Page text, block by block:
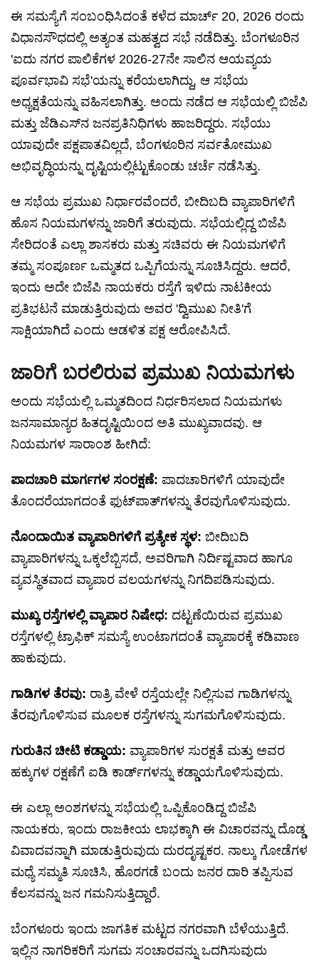
ಈ ಸಮಸ್ಯೆಗೆ ಸಂಬಂಧಿಸಿದಂತೆ ಕಳೆದ ಮಾರ್ಚ್ 20, 2026 ರಂದು
ವಿಧಾನಸೌಧದಲ್ಲಿ ಅತ್ಯಂತ ಮಹತ್ವದ ಸಭೆ ನಡೆದಿತ್ತು. ಬೆಂಗಳೂರಿನ
'ಐದು ನಗರ ಪಾಲಿಕೆಗಳ 2026-27ನೇ ಸಾಲಿನ ಆಯವ್ಯಯ
ಪೂರ್ವಭಾವಿ ಸಭೆ'ಯನ್ನು ಕರೆಯಲಾಗಿದ್ದು, ಆ ಸಭೆಯ
ಅಧ್ಯಕ್ಷತೆಯನ್ನು ವಹಿಸಲಾಗಿತ್ತು. ಅಂದು ನಡೆದ ಆ ಸಭೆಯಲ್ಲಿ ಬಿಜೆಪಿ
ಮತ್ತು ಜೆಡಿಎಸ್‌ನ ಜನಪ್ರತಿನಿಧಿಗಳು ಹಾಜರಿದ್ದರು. ಸಭೆಯು
ಯಾವುದೇ ಪಕ್ಷಪಾತವಿಲ್ಲದೆ, ಬೆಂಗಳೂರಿನ ಸರ್ವತೋಮುಖ
ಅಭಿವೃದ್ಧಿಯನ್ನು ದೃಷ್ಟಿಯಲ್ಲಿಟ್ಟುಕೊಂಡು ಚರ್ಚೆ ನಡೆಸಿತ್ತು.
ಆ ಸಭೆಯ ಪ್ರಮುಖ ನಿರ್ಧಾರವೆಂದರೆ, ಬೀದಿಬದಿ ವ್ಯಾಪಾರಿಗಳಿಗೆ
ಹೊಸ ನಿಯಮಗಳನ್ನು ಜಾರಿಗೆ ತರುವುದು. ಸಭೆಯಲ್ಲಿದ್ದ ಬಿಜೆಪಿ
ಸೇರಿದಂತೆ ಎಲ್ಲಾ ಶಾಸಕರು ಮತ್ತು ಸಚಿವರು ಈ ನಿಯಮಗಳಿಗೆ
ತಮ್ಮ ಸಂಪೂರ್ಣ ಒಮ್ಮತದ ಒಪ್ಪಿಗೆಯನ್ನು ಸೂಚಿಸಿದ್ದರು. ಆದರೆ,
ಇಂದು ಅದೇ ಬಿಜೆಪಿ ನಾಯಕರು ರಸ್ತೆಗೆ ಇಳಿದು ನಾಟಕೀಯ
ಪ್ರತಿಭಟನೆ ಮಾಡುತ್ತಿರುವುದು ಅವರ 'ದ್ವಿಮುಖ ನೀತಿ'ಗೆ
ಸಾಕ್ಷಿಯಾಗಿದೆ ಎಂದು ಆಡಳಿತ ಪಕ್ಷ ಆರೋಪಿಸಿದೆ.
ಜಾರಿಗೆ ಬರಲಿರುವ ಪ್ರಮುಖ ನಿಯಮಗಳು
ಅಂದು ಸಭೆಯಲ್ಲಿ ಒಮ್ಮತದಿಂದ ನಿರ್ಧರಿಸಲಾದ ನಿಯಮಗಳು
ಜನಸಾಮಾನ್ಯರ ಹಿತದೃಷ್ಟಿಯಿಂದ ಅತಿ ಮುಖ್ಯವಾದವು. ಆ
ನಿಯಮಗಳ ಸಾರಾಂಶ ಹೀಗಿದೆ:
ಪಾದಚಾರಿ ಮಾರ್ಗಗಳ ಸಂರಕ್ಷಣೆ: ಪಾದಚಾರಿಗಳಿಗೆ ಯಾವುದೇ
ತೊಂದರೆಯಾಗದಂತೆ ಫುಟ್‌ಪಾತ್‌ಗಳನ್ನು ತೆರವುಗೊಳಿಸುವುದು.
ನೊಂದಾಯಿತ ವ್ಯಾಪಾರಿಗಳಿಗೆ ಪ್ರತ್ಯೇಕ ಸ್ಥಳ: ಬೀದಿಬದಿ
ವ್ಯಾಪಾರಿಗಳನ್ನು ಒಕ್ಕಲೆಬ್ಬಿಸದೆ, ಅವರಿಗಾಗಿ ನಿರ್ದಿಷ್ಟವಾದ ಹಾಗೂ
ವ್ಯವಸ್ಥಿತವಾದ ವ್ಯಾಪಾರ ವಲಯಗಳನ್ನು ನಿಗದಿಪಡಿಸುವುದು.
ಮುಖ್ಯ ರಸ್ತೆಗಳಲ್ಲಿ ವ್ಯಾಪಾರ ನಿಷೇಧ: ದಟ್ಟಣೆಯಿರುವ ಪ್ರಮುಖ
ರಸ್ತೆಗಳಲ್ಲಿ ಟ್ರಾಫಿಕ್ ಸಮಸ್ಯೆ ಉಂಟಾಗದಂತೆ ವ್ಯಾಪಾರಕ್ಕೆ ಕಡಿವಾಣ
ಹಾಕುವುದು.
ಗಾಡಿಗಳ ತೆರವು: ರಾತ್ರಿ ವೇಳೆ ರಸ್ತೆಯಲ್ಲೇ ನಿಲ್ಲಿಸುವ ಗಾಡಿಗಳನ್ನು
ತೆರವುಗೊಳಿಸುವ ಮೂಲಕ ರಸ್ತೆಗಳನ್ನು ಸುಗಮಗೊಳಿಸುವುದು.
ಗುರುತಿನ ಚೀಟಿ ಕಡ್ಡಾಯ: ವ್ಯಾಪಾರಿಗಳ ಸುರಕ್ಷತೆ ಮತ್ತು ಅವರ
ಹಕ್ಕುಗಳ ರಕ್ಷಣೆಗೆ ಐಡಿ ಕಾರ್ಡ್‌ಗಳನ್ನು ಕಡ್ಡಾಯಗೊಳಿಸುವುದು.
ಈ ಎಲ್ಲಾ ಅಂಶಗಳನ್ನು ಸಭೆಯಲ್ಲಿ ಒಪ್ಪಿಕೊಂಡಿದ್ದ ಬಿಜೆಪಿ
ನಾಯಕರು, ಇಂದು ರಾಜಕೀಯ ಲಾಭಕ್ಕಾಗಿ ಈ ವಿಚಾರವನ್ನು ದೊಡ್ಡ
ವಿವಾದವನ್ನಾಗಿ ಮಾಡುತ್ತಿರುವುದು ದುರದೃಷ್ಟಕರ. ನಾಲ್ಕು ಗೋಡೆಗಳ
ಮಧ್ಯೆ ಸಮ್ಮತಿ ಸೂಚಿಸಿ, ಹೊರಗಡೆ ಬಂದು ಜನರ ದಾರಿ ತಪ್ಪಿಸುವ
ಕೆಲಸವನ್ನು ಜನ ಗಮನಿಸುತ್ತಿದ್ದಾರೆ.
ಬೆಂಗಳೂರು ಇಂದು ಜಾಗತಿಕ ಮಟ್ಟದ ನಗರವಾಗಿ ಬೆಳೆಯುತ್ತಿದೆ.
ಇಲ್ಲಿನ ನಾಗರಿಕರಿಗೆ ಸುಗಮ ಸಂಚಾರವನ್ನು ಒದಗಿಸುವುದು